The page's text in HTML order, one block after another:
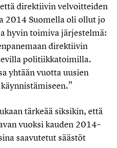
direktiivin velvoitteiden
2014 Suomella oli ollut jo
hyvin toimiva järjestelmä:
direktiivin
politiikkatoimilla.
yhtään vuotta uusien
tärkeää siksikin, että
vuoksi kauden 2014–
saavutetut säästöt